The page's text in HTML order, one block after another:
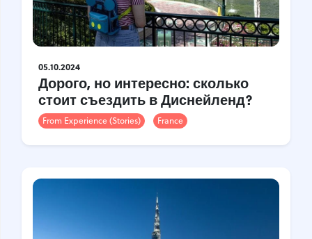
05.10.2024
Дорого, но интересно: сколько
стоит съездить в Диснейленд?
From Experience (Stories) France